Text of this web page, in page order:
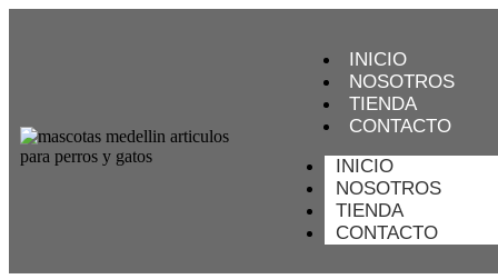
INICIO
NOSOTROS
TIENDA
CONTACTO
INICIO
NOSOTROS
TIENDA
CONTACTO